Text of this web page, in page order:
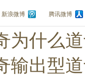
新浪微博 腾讯微博
为什么
输出型